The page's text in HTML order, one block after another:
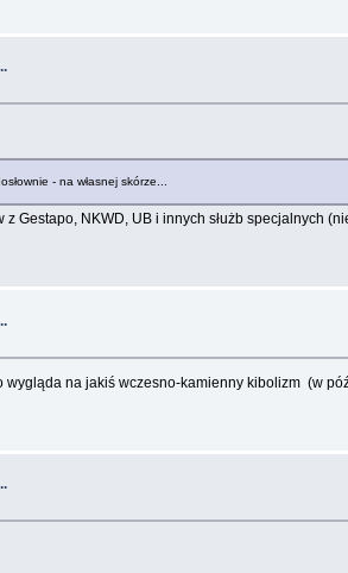
- na własnej skórze...
Gestapo, NKWD, UB i innych służb specjalnych
wygląda na jakiś wczesno-kamienny kibolizm (w